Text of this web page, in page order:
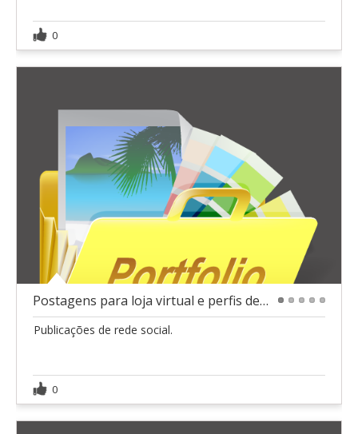
0
Postagens para loja virtual e perfis de rede socia
Publicações de rede social.
0